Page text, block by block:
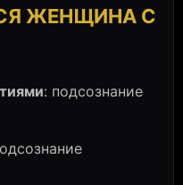
ЖЕНЩИНА С
: подсознание